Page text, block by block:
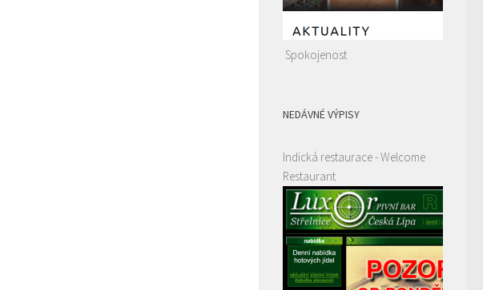
Spokojenost
NEDÁVNÉ VÝPISY
Indická restaurace - Welcome
Restaurant